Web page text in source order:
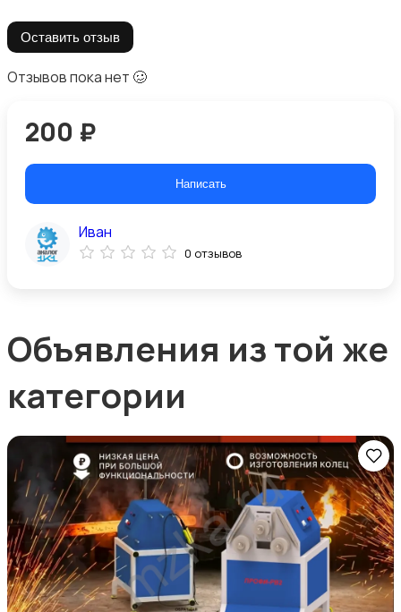
Оставить отзыв
Отзывов пока нет 🥴
200 ₽
Написать
Иван
0 отзывов
Объявления из той же
категории